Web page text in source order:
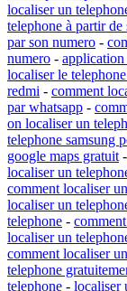
localiser un
telephone à partir de
par son numero -
numero -
localiser le
redmi - comment
par whatsapp -
on localiser un
telephone samsung
google maps gratuit -
localiser un
comment localiser
localiser un
telephone -
localiser un
comment localiser
telephone
telephone - localiser